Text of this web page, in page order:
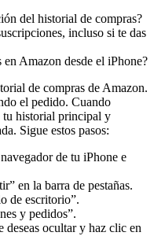
del historial de compras?
incluso si te das
Amazon desde el iPhone?
de compras de Amazon.
el pedido. Cuando
tu historial principal y
Sigue estos pasos:
de tu iPhone e
en la barra de pestañas.
de escritorio”.
y pedidos”.
deseas ocultar y haz clic en